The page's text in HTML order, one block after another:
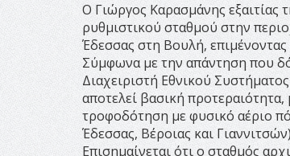
Ο Γιώργος Καρασμάνης εξαιτίας
ρυθμιστικού σταθμού στην
Έδεσσας στη Βουλή,
Σύμφωνα με την απάντηση που
Διαχειριστή Εθνικού
αποτελεί βασική
τροφοδότηση με φυσικό αέριο
Έδεσσας, Βέροιας και
Επισημαίνεται ότι ο σταθμός